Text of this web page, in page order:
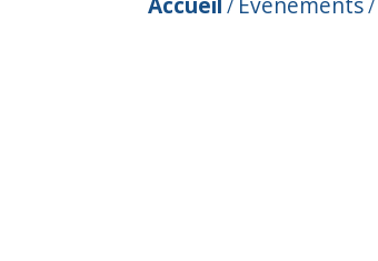
/ /